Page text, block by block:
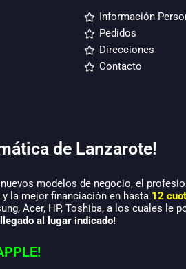
Información
Pedidos
Direcciones
Contacto
de Lanzarote!
modelos de negocio, el
la mejor financiación en hasta 12
Acer, HP, Toshiba, a los cuales le
llegado al lugar indicado!